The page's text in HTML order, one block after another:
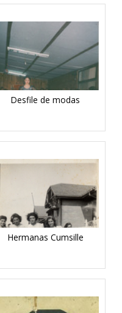
Desfile de modas
Hermanas Cumsille